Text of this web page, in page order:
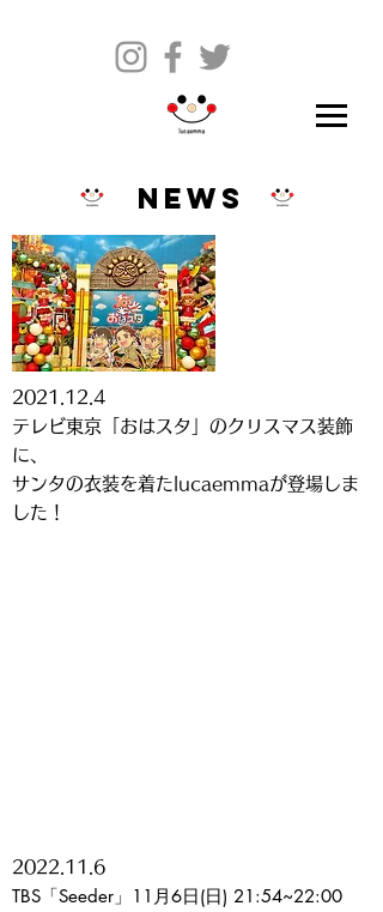
NEWS
2021
.12.4
テレビ東京「おはスタ」のクリスマス装飾
に、
サンタの衣装を着たlucaemmaが登場しま
した！
2022 .11.6
TBS「Seeder」11月6日(日) 21:54~22:00